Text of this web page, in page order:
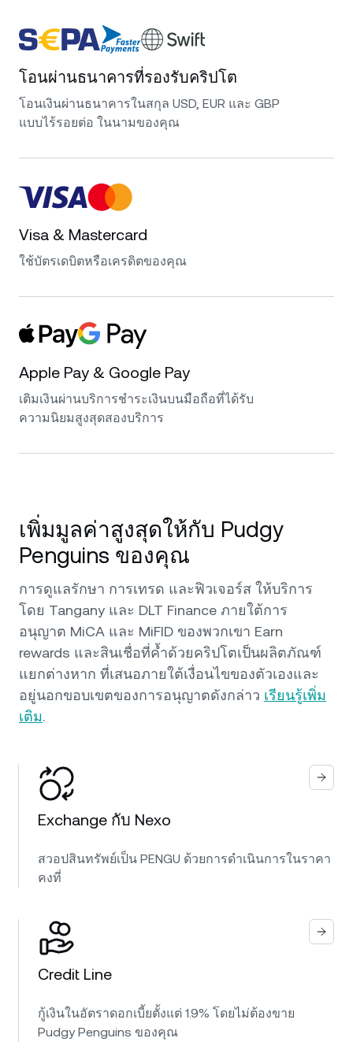
โอนผ่านธนาคารที่รองรับคริปโต
โอนเงินผ่านธนาคารในสกุล USD, EUR และ GBP
แบบไร้รอยต่อ ในนามของคุณ
Visa & Mastercard
ใช้บัตรเดบิตหรือเครดิตของคุณ
Apple Pay & Google Pay
เติมเงินผ่านบริการชำระเงินบนมือถือที่ได้รับ
ความนิยมสูงสุดสองบริการ
เพิ่มมูลค่าสูงสุดให้กับ Pudgy
Penguins ของคุณ
การดูแลรักษา การเทรด และฟิวเจอร์ส ให้บริการ
โดย Tangany และ DLT Finance ภายใต้การ
อนุญาต MiCA และ MiFID ของพวกเขา Earn
rewards และสินเชื่อที่ค้ำด้วยคริปโตเป็นผลิตภัณฑ์
แยกต่างหาก ที่เสนอภายใต้เงื่อนไขของตัวเองและ
อยู่นอกขอบเขตของการอนุญาตดังกล่าว เรียนรู้เพิ่ม
เติม.
Exchange กับ Nexo
สวอปสินทรัพย์เป็น PENGU ด้วยการดำเนินการในราคา
คงที่
Credit Line
กู้เงินในอัตราดอกเบี้ยตั้งแต่ 1.9% โดยไม่ต้องขาย
Pudgy Penguins ของคุณ